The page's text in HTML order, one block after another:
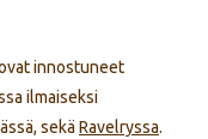
innostuneet
ilmaiseksi
sekä Ravelryssa.